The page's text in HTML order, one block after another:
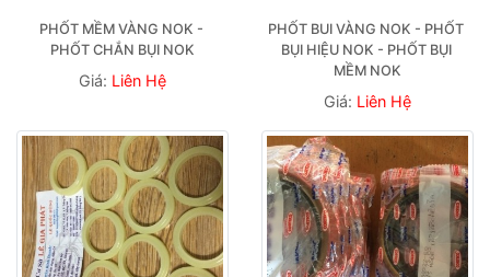
PHỐT MỀM VÀNG NOK -
PHỐT CHẮN BỤI NOK
Giá: Liên Hệ
PHỐT BUI VÀNG NOK - PHỐT
BỤI HIỆU NOK - PHỐT BỤI
MỀM NOK
Giá: Liên Hệ